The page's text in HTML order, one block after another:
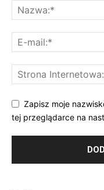
Zapisz moje
tej przeglądarce na